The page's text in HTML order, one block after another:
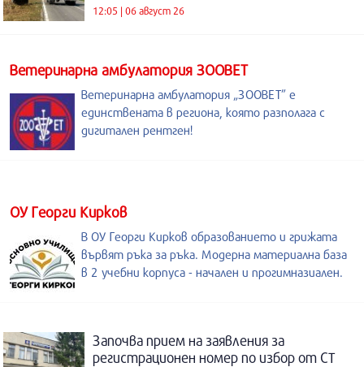
12:05 | 06 август 26
Ветеринарна амбулатория ЗООВЕТ
Ветеринарна амбулатория „ЗООВЕТ” е
единствената в региона, която разполага с
дигитален рентген!
ОУ Георги Кирков
В ОУ Георги Кирков образованието и грижата
вървят ръка за ръка. Модерна материална база
в 2 учебни корпуса - начален и прогимназиален.
Започва прием на заявления за
регистрационен номер по избор от СТ